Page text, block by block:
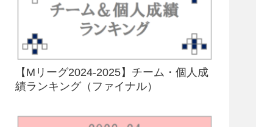
【Mリーグ2024-2025】チーム・個人成
績ランキング（ファイナル）